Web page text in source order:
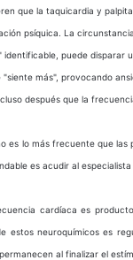
que la taquicardia y
psíquica. La
puede disparar
más", provocando
después que la
es lo más frecuente que
es acudir al
cardíaca es
estos neuroquímicos es
al finalizar el